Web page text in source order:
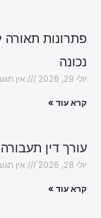
פתרונות
נכונה
יולי 29, 2026 אין
קרא עוד »
עורך דין
יולי 28, 2026 אין
קרא עוד »